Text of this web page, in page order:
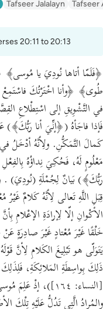
Tafseer Jalalayn Tafseer
20:11 to 20:13
﴿فَلَمّا أتاها نُودِيَ يا مُوسى﴾
طُوى﴾ ﴿وأنا اخْتَرْتُكَ فاسْتَمِعْ
في التَّشْوِيقِ إلى اسْتِطْلاعِ
فَإذا فاجَأهُ (﴿إنِّيَ أنا رَبُّكَ﴾)
كَمالَ التَّمَكُّنِ. ولِأنَّهُ أدْخَلُ في
رَبُّكَ﴾) بَيانٌ لِجُمْلَةِ (نُودِيَ) .
قِبَلِ اللَّهِ تَعالى لِأنَّهُ كَلامٌ غَيْرُ
الأكْوانِ إلّا لِإرادَةِ الإعْلامِ
خَلْقًا غَيْرَ مُعْتادٍ غَيْرَ صادِرَةٍ
يَتَوَلّى هو تَبْلِيغَ الكَلامِ لِأنَّ
ذَلِكَ بِواسِطَةِ المَلائِكَةِ،
[النساء: ١٦٤])،
والمُرادُ الَّتِي تَدُلُّ عَلَيْهِ تِلْكَ